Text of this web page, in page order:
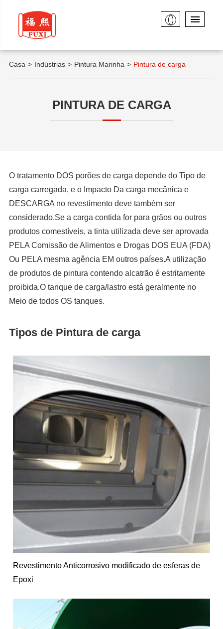
Casa Indústrias Pintura Marinha Pintura de carga
PINTURA DE CARGA
O tratamento DOS porões de carga depende do Tipo de
carga carregada, e o Impacto Da carga mecânica e
DESCARGA no revestimento deve também ser
considerado.Se a carga contida for para grãos ou outros
produtos comestíveis, a tinta utilizada deve ser aprovada
PELA Comissão de Alimentos e Drogas DOS EUA (FDA)
Ou PELA mesma agência EM outros países.A utilização
de produtos de pintura contendo alcatrão é estritamente
proibida.O tanque de carga/lastro está geralmente no
Meio de todos OS tanques.
Tipos de Pintura de carga
Revestimento Anticorrosivo modificado de esferas de
Epoxi